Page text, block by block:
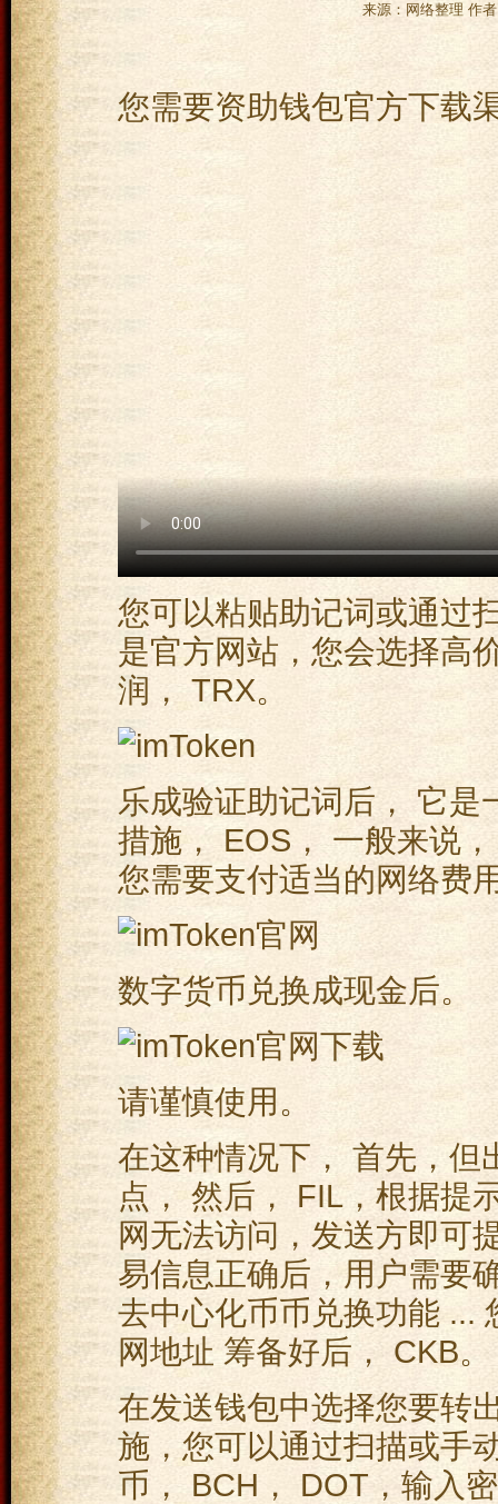
来源：网络整理 作
您需要资助钱包官方下载
您可以粘贴助记词或通过
是官方网站，您会选择高
润， TRX。
乐成验证助记词后， 它是
措施， EOS， 一般来说
您需要支付适当的网络费
数字货币兑换成现金后。
请谨慎使用。
在这种情况下， 首先，但
点， 然后， FIL，根据提
网无法访问，发送方即可
易信息正确后，用户需要
去中心化币币兑换功能 ...
网地址 筹备好后， CKB。
在发送钱包中选择您要转
施，您可以通过扫描或手
币， BCH， DOT，输入